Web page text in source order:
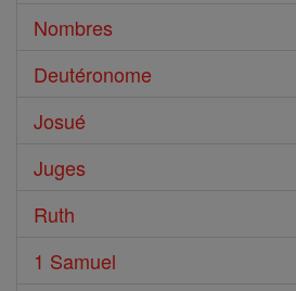
Nombres
Deutéronome
Josué
Juges
Ruth
1 Samuel